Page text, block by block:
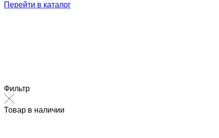
Перейти в каталог
Фильтр
Товар в наличии